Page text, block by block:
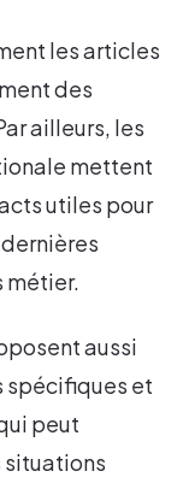
les articles
des
ailleurs, les
mettent
utiles pour
métier.
aussi
spécifiques et
peut
situations